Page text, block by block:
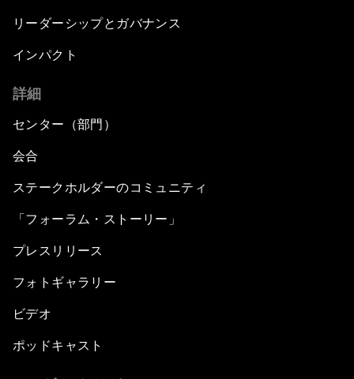
リーダーシップとガバナンス
インパクト
詳細
センター（部門）
会合
ステークホルダーのコミュニティ
「フォーラム・ストーリー」
プレスリリース
フォトギャラリー
ビデオ
ポッドキャスト